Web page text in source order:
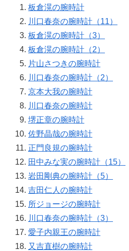
板倉滉の腕時計
川口春奈の腕時計（11）
板倉滉の腕時計（3）
板倉滉の腕時計（2）
片山さつきの腕時計
川口春奈の腕時計（2）
京本大我の腕時計
川口春奈の腕時計
堺正章の腕時計
佐野晶哉の腕時計
正門良規の腕時計
田中みな実の腕時計（15）
岩田剛典の腕時計（5）
吉田仁人の腕時計
所ジョージの腕時計
川口春奈の腕時計（3）
愛子内親王の腕時計
又吉直樹の腕時計